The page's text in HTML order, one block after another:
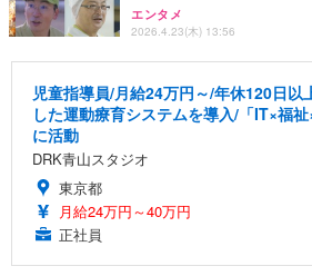
エンタメ
2026.4.23(木) 13:56
児童指導員/月給24万円～/年休120日以
した運動療育システムを導入/「IT×福
に活動
DRK青山スタジオ
東京都
月給24万円～40万円
正社員